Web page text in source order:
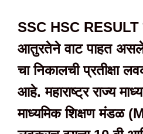
SSC HSC RESULT
आतुरतेने वाट पाहत
चा निकालची प्रतीक्षा
आहे. महाराष्ट्र राज्य
माध्यमिक शिक्षण मंडळ